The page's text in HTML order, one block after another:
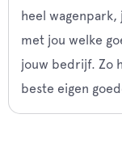
heel wagenpark,
met jou welke
jouw bedrijf. Zo
beste eigen